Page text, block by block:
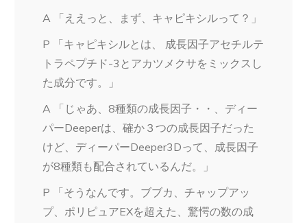
A 「ええっと、まず、キャピキシルって？」
P 「キャピキシルとは、 成長因子アセチルテ
トラペプチド-3とアカツメクサをミックスし
た成分です。」
A 「じゃあ、8種類の成長因子・・、ディー
パーDeeperは、確か３つの成長因子だった
けど、ディーパーDeeper3Dって、成長因子
が8種類も配合されているんだ。」
P 「そうなんです。ブブカ、チャップアッ
プ、ポリピュアEXを超えた、驚愕の数の成